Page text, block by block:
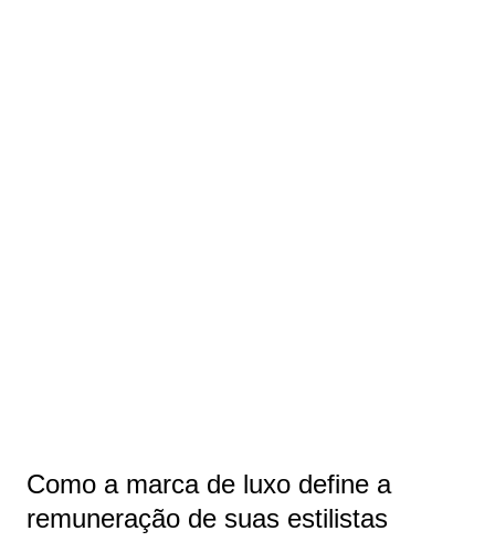
Como a marca de luxo define a
remuneração de suas estilistas